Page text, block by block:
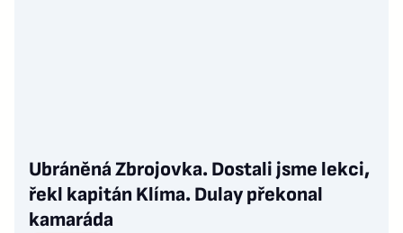
Ubráněná Zbrojovka. Dostali jsme lekci,
řekl kapitán Klíma. Dulay překonal
kamaráda